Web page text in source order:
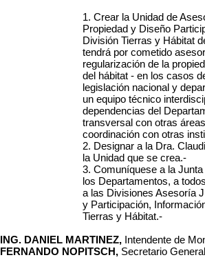
1. Crear la Unidad de
Propiedad y Diseño
División Tierras y Hábitat
tendrá por cometido
regularización de la
del hábitat - en los casos
legislación nacional y
un equipo técnico
dependencias del
transversal con otras
coordinación con otras
2. Designar a la Dra.
la Unidad que se crea.-
3. Comuníquese a la
los Departamentos, a
a las Divisiones Asesoría
y Participación,
Tierras y Hábitat.-
ING. DANIEL MARTINEZ, Intendente de
FERNANDO NOPITSCH, Secretario